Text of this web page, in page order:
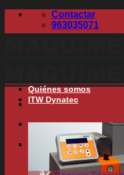
Skip
content
Contactar
963035071
Search
for:
Quiénes somos
ITW Dynatec